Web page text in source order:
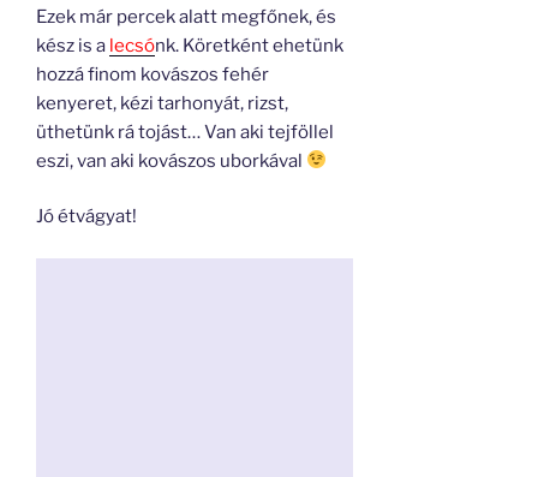
Ezek már percek alatt megfőnek, és
kész is a lecsónk. Köretként ehetünk
hozzá finom kovászos fehér
kenyeret, kézi tarhonyát, rizst,
üthetünk rá tojást… Van aki tejföllel
eszi, van aki kovászos uborkával
Jó étvágyat!